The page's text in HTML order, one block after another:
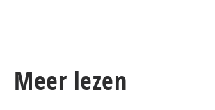
Meer lezen